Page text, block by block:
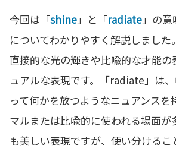
今回は「shine」と「radiate」の意
についてわかりやすく解説しました
直接的な光の輝きや比喩的な才能
ュアルな表現です。「radiate」は
って何かを放つようなニュアンスを
マルまたは比喩的に使われる場面が
も美しい表現ですが、使い分けるこ